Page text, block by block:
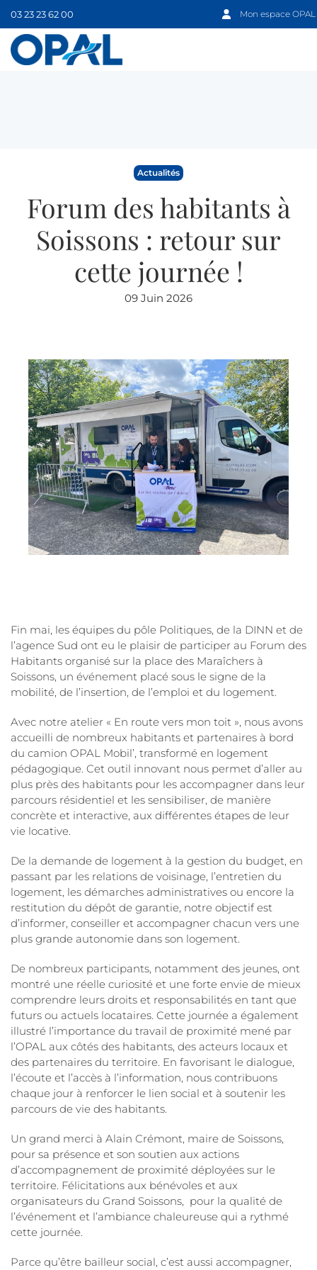
03 23 23 62 00 Mon espace OPAL
Actualités
Forum des habitants à
Soissons : retour sur
cette journée !
09 Juin 2026
Fin mai, les équipes du pôle Politiques, de la DINN et de
l’agence Sud ont eu le plaisir de participer au Forum des
Habitants organisé sur la place des Maraîchers à
Soissons, un événement placé sous le signe de la
mobilité, de l’insertion, de l’emploi et du logement.
Avec notre atelier « En route vers mon toit », nous avons
accueilli de nombreux habitants et partenaires à bord
du camion OPAL Mobil’, transformé en logement
pédagogique. Cet outil innovant nous permet d’aller au
plus près des habitants pour les accompagner dans leur
parcours résidentiel et les sensibiliser, de manière
concrète et interactive, aux différentes étapes de leur
vie locative.
De la demande de logement à la gestion du budget, en
passant par les relations de voisinage, l’entretien du
logement, les démarches administratives ou encore la
restitution du dépôt de garantie, notre objectif est
d’informer, conseiller et accompagner chacun vers une
plus grande autonomie dans son logement.
De nombreux participants, notamment des jeunes, ont
montré une réelle curiosité et une forte envie de mieux
comprendre leurs droits et responsabilités en tant que
futurs ou actuels locataires. Cette journée a également
illustré l’importance du travail de proximité mené par
l’OPAL aux côtés des habitants, des acteurs locaux et
des partenaires du territoire. En favorisant le dialogue,
l’écoute et l’accès à l’information, nous contribuons
chaque jour à renforcer le lien social et à soutenir les
parcours de vie des habitants.
Un grand merci à Alain Crémont, maire de Soissons,
pour sa présence et son soutien aux actions
d’accompagnement de proximité déployées sur le
territoire. Félicitations aux bénévoles et aux
organisateurs du Grand Soissons, pour la qualité de
l’événement et l’ambiance chaleureuse qui a rythmé
cette journée.
Parce qu’être bailleur social, c’est aussi accompagner,